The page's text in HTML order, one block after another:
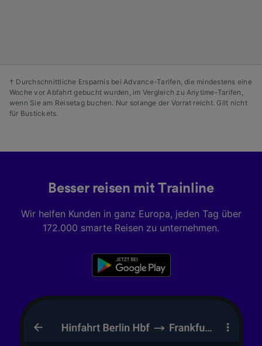
† Durchschnittliche Ersparnis bei Advance-Tarifen, die mindestens eine
Woche vor Abfahrt gebucht wurden, im Vergleich zu Anytime-Tarifen,
wenn Sie am Reisetag buchen. Nur solange der Vorrat reicht. Gilt nicht
für Bustickets.
Besser reisen mit Trainline
Wir helfen Kunden in ganz Europa, jeden Tag über
172.000 smarte Reisen zu unternehmen.